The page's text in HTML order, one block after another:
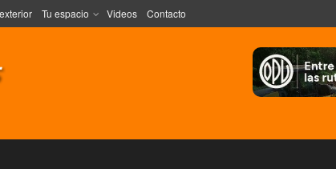
Tu espacio Videos Contacto